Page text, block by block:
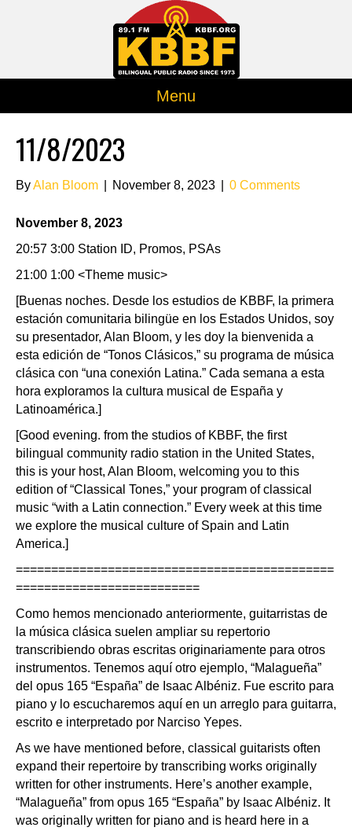
Menu
11/8/2023
ByAlan Bloom November 8, 2023 0 Comments
November 8, 2023
20:57 3:00 Station ID, Promos, PSAs
21:00 1:00 <Theme music>
[Buenas noches. Desde los estudios de KBBF, la primera
estación comunitaria bilingüe en los Estados Unidos, soy
su presentador, Alan Bloom, y les doy la bienvenida a
esta edición de “Tonos Clásicos,” su programa de música
clásica con “una conexión Latina.” Cada semana a esta
hora exploramos la cultura musical de España y
Latinoamérica.]
[Good evening. from the studios of KBBF, the first
bilingual community radio station in the United States,
this is your host, Alan Bloom, welcoming you to this
edition of “Classical Tones,” your program of classical
music “with a Latin connection.” Every week at this time
we explore the musical culture of Spain and Latin
America.]
=============================================
==========================
Como hemos mencionado anteriormente, guitarristas de
la música clásica suelen ampliar su repertorio
transcribiendo obras escritas originariamente para otros
instrumentos. Tenemos aquí otro ejemplo, “Malagueña”
del opus 165 “España” de Isaac Albéniz. Fue escrito para
piano y lo escucharemos aquí en un arreglo para guitarra,
escrito e interpretado por Narciso Yepes.
As we have mentioned before, classical guitarists often
expand their repertoire by transcribing works originally
written for other instruments. Here’s another example,
“Malagueña” from opus 165 “España” by Isaac Albéniz. It
was originally written for piano and is heard here in a